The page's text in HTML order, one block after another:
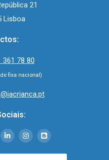
21
Lisboa
361 78 80
fixa nacional)